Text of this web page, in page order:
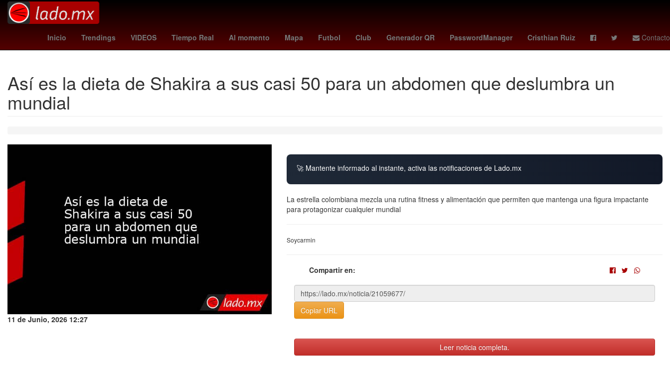
Inicio Trendings VIDEOS Tiempo Real Al momento Mapa Futbol Club Generador QR PasswordManager Cristhian Ruiz Contacto
Brasil Semana Santa messi edad Nueva York 26 de marzo meghan duquesa de sussex Dólar estadounidense Perú Lilo y Stitch estreno Star Wars
Así es la dieta de Shakira a sus casi 50 para un abdomen que deslumbra un
mundial
11 de Junio, 2026 12:27
🚀 Mantente informado al instante, activa las notificaciones de Lado.mx
La estrella colombiana mezcla una rutina fitness y alimentación que permiten que mantenga una figura impactante
para protagonizar cualquier mundial
Soycarmin
Compartir en:
Copiar URL
Leer noticia completa.